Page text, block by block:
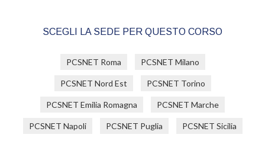
SCEGLI LA SEDE PER QUESTO CORSO
PCSNET Roma PCSNET Milano
PCSNET Nord Est PCSNET Torino
PCSNET Emilia Romagna PCSNET Marche
PCSNET Napoli PCSNET Puglia PCSNET Sicilia